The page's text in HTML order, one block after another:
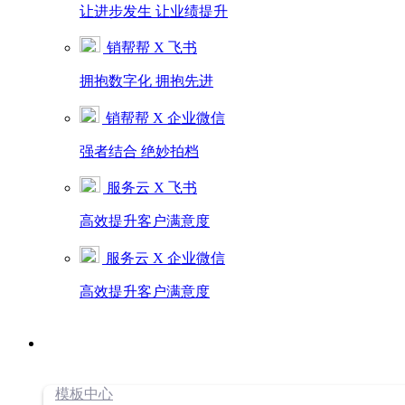
让进步发生 让业绩提升
销帮帮 X 飞书
拥抱数字化 拥抱先进
销帮帮 X 企业微信
强者结合 绝妙拍档
服务云 X 飞书
高效提升客户满意度
服务云 X 企业微信
高效提升客户满意度
模板中心